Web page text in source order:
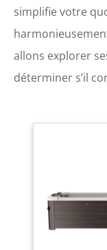
simplifie votre
allons explorer
déterminer s’il